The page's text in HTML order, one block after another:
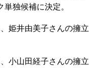
独候補に決定。
姫井由美子さんの擁立
小山田経子さんの擁立